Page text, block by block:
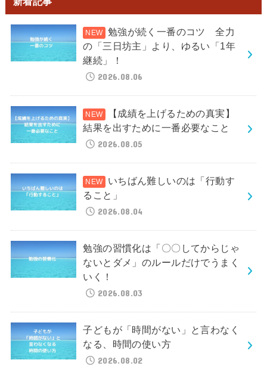
勉強が続く一番のコツ 全力
の「三日坊主」より、ゆるい「1年
継続」！
2026.08.06
【成績を上げるための真実】
結果を出すために一番必要なこと
2026.08.05
いちばん難しいのは「行動す
ること」
2026.08.04
勉強の習慣化は「〇〇してからじゃ
ないとダメ」のルールだけでうまく
いく！
2026.08.03
子どもが「時間がない」と言わなく
なる、時間の使い方
2026.08.02